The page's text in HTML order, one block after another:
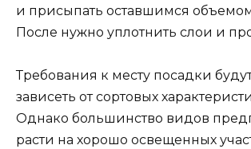
и присыпать оставшимся
После нужно уплотнить слои и
Требования к месту посадки
зависеть от сортовых
Однако большинство видов
расти на хорошо освещенных